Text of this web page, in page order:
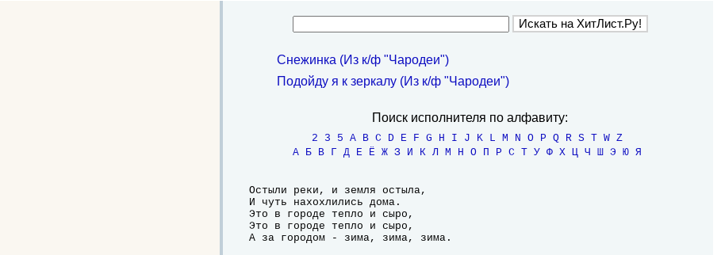
Снежинка (Из к/ф "Чародеи")
Подойду я к зеркалу (Из к/ф "Чародеи")
Поиск исполнителя по алфавиту:
2 3 5 A B C D E F G H I J K L M N O P Q R S T W Z
А
Б В Г Д Е Ё Ж З И К Л М Н О П Р С Т У Ф Х Ц Ч Ш Э Ю Я
Остыли реки, и земля остыла,
И чуть нахохлились дома.
Это в городе тепло и сыро,
Это в городе тепло и сыро,
А за городом - зима, зима, зима.